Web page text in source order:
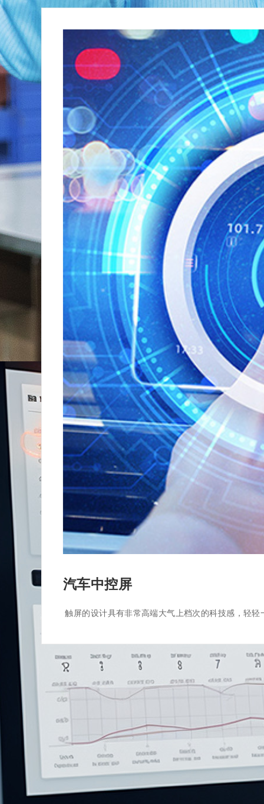
汽车中控屏
 触屏的设计具有非常高端大气上档次的科技感